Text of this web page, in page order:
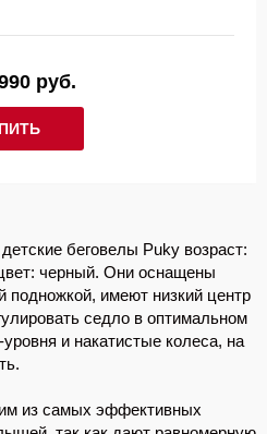
руб.
беговелы Puky возраст:
черный. Они оснащены
подножкой, имеют низкий центр
седло в оптимальном
и накатистые колеса, на
из самых эффективных